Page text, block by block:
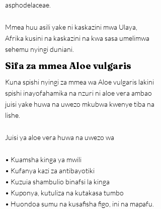
asphodelaceae.
Mmea huu asili yake ni kaskazini mwa Ulaya,
Afrika kusini na kaskazini na kwa sasa umelimwa
sehemu nyingi duniani.
Sifa za mmea Aloe vulgaris
Kuna spishi nyingi za mmea wa Aloe vulgaris lakini
spishi inayofahamika na nzuri ni aloe vera ambao
juisi yake huwa na uwezo mkubwa kwenye tiba na
lishe.
Juisi ya aloe vera huwa na uwezo wa
• Kuamsha kinga ya mwili
• Kufanya kazi za antibayotiki
• Kuzuia shambulio binafsi la kinga
• Kuponya, kutuliza na kutakasa tumbo
• Huondoa sumu na kusafisha figo, ini na mapafu.